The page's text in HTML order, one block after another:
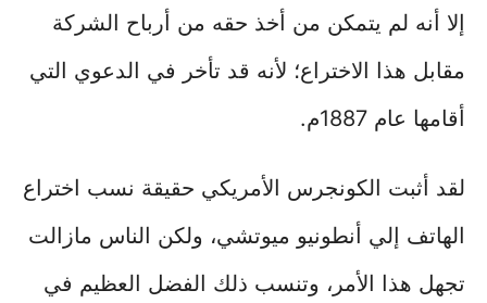
إلا أنه لم يتمكن من أخذ حقه من أرباح الشركة
مقابل هذا الاختراع؛ لأنه قد تأخر في الدعوي التي
أقامها عام 1887م.
لقد أثبت الكونجرس الأمريكي حقيقة نسب اختراع
الهاتف إلي أنطونيو ميوتشي، ولكن الناس مازالت
تجهل هذا الأمر، وتنسب ذلك الفضل العظيم في